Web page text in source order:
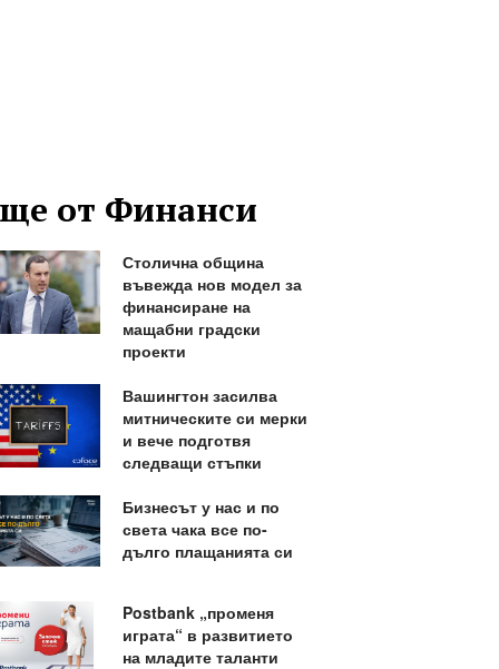
от Финанси
Столична община
въвежда нов модел за
финансиране на
мащабни градски
проекти
Вашингтон засилва
митническите си мерки
и вече подготвя
следващи стъпки
Бизнесът у нас и по
света чака все по-
дълго плащанията си
Postbank „променя
играта“ в развитието
на младите таланти